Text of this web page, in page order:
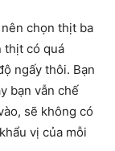
chọn thịt ba
thịt có quá
ngấy thôi. Bạn
bạn vẫn chế
sẽ không có
vị của mỗi